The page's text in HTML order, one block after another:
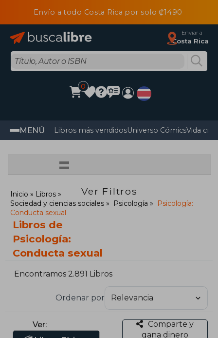
Envío a todo Costa Rica por solo ₡1490
Enviar a
Costa Rica
0
MENÚ Libros más vendidosUniverso CómicsVida
=
Ver Filtros
Inicio
Libros
Sociedad y ciencias sociales
Psicología
Psicología:
Conducta sexual
Libros de
Psicología:
Conducta sexual
Encontramos 2.891 Libros
Ordenar por
Ver:
Comparte y
gana dinero